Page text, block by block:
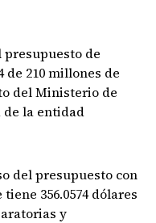
presupuesto de
de 210 millones de
del Ministerio de
de la entidad
del presupuesto con
356.0574 dólares
y